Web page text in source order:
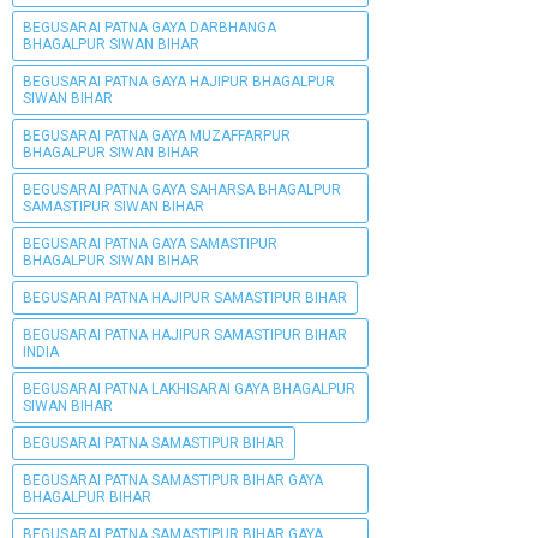
BEGUSARAI PATNA GAYA DARBHANGA
BHAGALPUR SIWAN BIHAR
BEGUSARAI PATNA GAYA HAJIPUR BHAGALPUR
SIWAN BIHAR
BEGUSARAI PATNA GAYA MUZAFFARPUR
BHAGALPUR SIWAN BIHAR
BEGUSARAI PATNA GAYA SAHARSA BHAGALPUR
SAMASTIPUR SIWAN BIHAR
BEGUSARAI PATNA GAYA SAMASTIPUR
BHAGALPUR SIWAN BIHAR
BEGUSARAI PATNA HAJIPUR SAMASTIPUR BIHAR
BEGUSARAI PATNA HAJIPUR SAMASTIPUR BIHAR
INDIA
BEGUSARAI PATNA LAKHISARAI GAYA BHAGALPUR
SIWAN BIHAR
BEGUSARAI PATNA SAMASTIPUR BIHAR
BEGUSARAI PATNA SAMASTIPUR BIHAR GAYA
BHAGALPUR BIHAR
BEGUSARAI PATNA SAMASTIPUR BIHAR GAYA